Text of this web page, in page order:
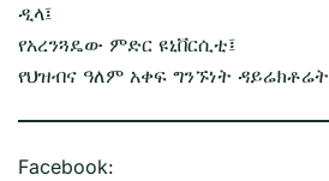
ዲላ፤
የአረንጓዴው ምድር ዩኒቨርሲቲ፤
የህዝብና ዓለም አቀፍ ግንኙነት ዳይሬክቶሬት
Facebook: